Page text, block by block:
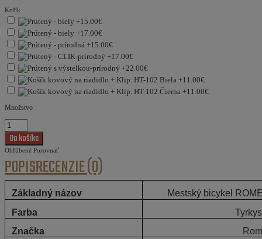
Košík
Množstvo
Obľúbené Porovnať
POPISRECENZIE (0)
Základný názov
Mestský bicykel
Farba
Značka